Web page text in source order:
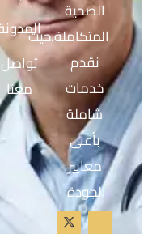
الصحية
المتكاملة،حيث
نقدم
خدمات
شاملة
بأعلى
معايير
الجودة
تواصل
معنا